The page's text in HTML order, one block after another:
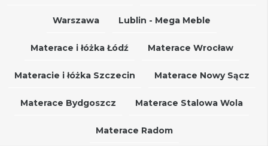
Warszawa Lublin - Mega Meble
Materace i łóżka Łódź Materace Wrocław
Materacie i łóżka Szczecin Materace Nowy Sącz
Materace Bydgoszcz Materace Stalowa Wola
Materace Radom